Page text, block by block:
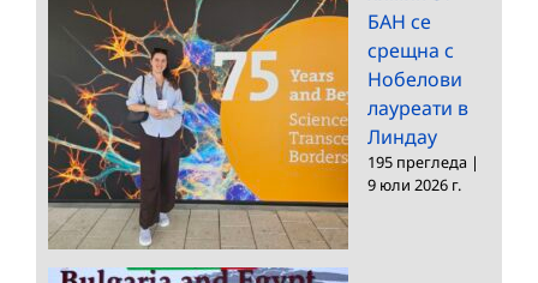
БАН се
срещна с
Нобелови
лауреати в
Линдау
195 прегледа |
9 юли 2026 г.